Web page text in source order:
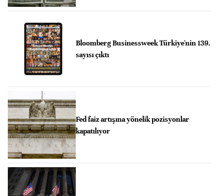
Bloomberg Businessweek Türkiye'nin 139.
sayısı çıktı
Fed faiz artışına yönelik pozisyonlar
kapatılıyor